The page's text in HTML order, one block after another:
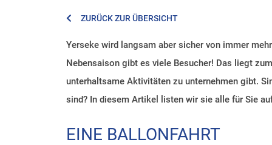
ZURÜCK ZUR ÜBERSICHT
Yerseke wird langsam aber sicher von immer
Nebensaison gibt es viele Besucher! Das liegt
unterhaltsame Aktivitäten zu unternehmen gibt.
sind? In diesem Artikel listen wir sie alle für Sie
EINE BALLONFAHRT